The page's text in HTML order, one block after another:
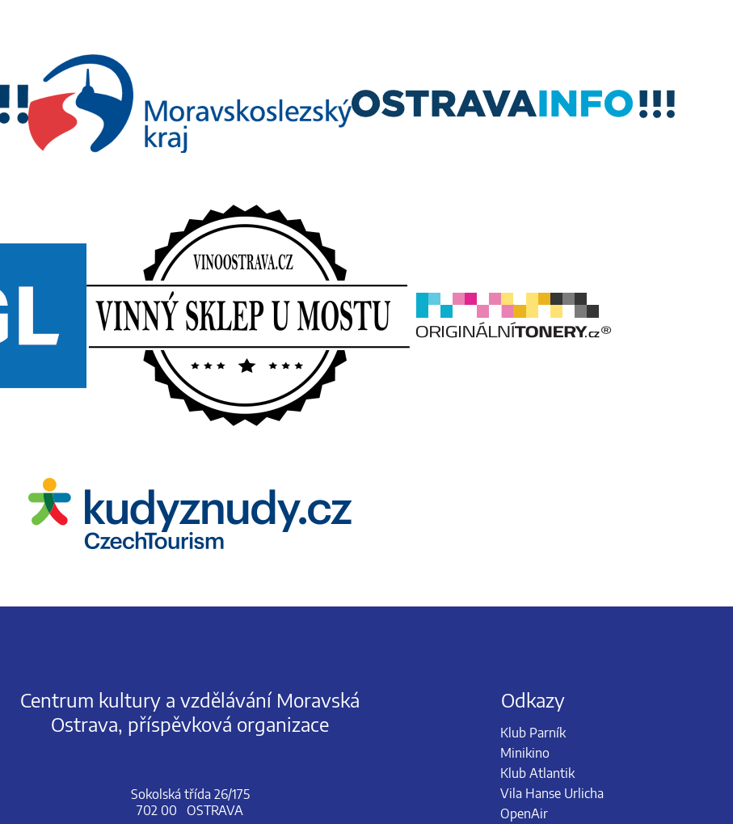
Centrum kultury a vzdělávání Moravská
Ostrava, příspěvková organizace
Sokolská třída 26/175
702 00 OSTRAVA
Odkazy
Klub Parník
Minikino
Klub Atlantik
Vila Hanse Urlicha
OpenAir